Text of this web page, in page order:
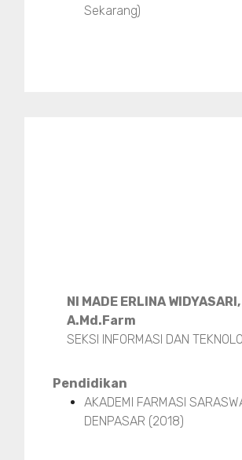
Sekarang)
NI MADE ERLINA WIDYASARI,
A.Md.Farm
SEKSI INFORMASI DAN
Pendidikan
AKADEMI FARMASI
DENPASAR (2018)